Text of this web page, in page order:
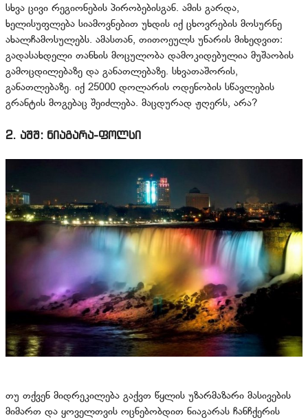
სხვა ცივი რეგიონების პირობებისგან. ამის გარდა,
ხელისუფლება სიამოვნებით უხდის იქ ცხოვრების მოსურნე
ახალჩამოსულებს. ამასთან, თითოეულს უნარის მიხედვით:
გადასახდელი თანხის მოცულობა დამოკიდებულია მუშაობის
გამოცდილებაზე და განათლებაზე. სხვათაშორის,
განათლებაზე. იქ 25000 დოლარის ოდენობის სწავლების
გრანტის მოგებაც შეიძლება. მაცდურად ჟღერს, არა?
2. აშშ: ნიაგარა-ფოლსი
თუ თქვენ მიდრეკილება გაქვთ წყლის უზარმაზარი მასივების
მიმართ და ყოველთვის ოცნებობდით ნიაგარას ჩანჩქერის